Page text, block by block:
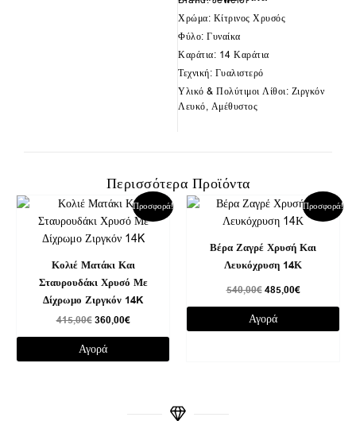
Χρώμα: Κίτρινος Χρυσός
Φύλο: Γυναίκα
Καράτια: 14 Καράτια
Τεχνική: Γυαλιστερό
Υλικό & Πολύτιμοι Λίθοι: Ζιργκόν
Λευκό, Αμέθυστος
Περισσότερα Προϊόντα
Προσφορά!
Κολιέ Ματάκι Και
Σταυρουδάκι Χρυσό Με
Δίχρωμο Ζιργκόν 14K
415,00€
Original
was:
415,00€.
360,00€
Η
τρέχουσα
τιμή
είναι:
Αγορά
Προσφορά!
Βέρα Ζαγρέ Χρυσή Και
Λευκόχρυση 14Κ
540,00€
Original
price
was:
485,00€
Η
τρέχουσα
τιμή
485,00€.
Αγορά